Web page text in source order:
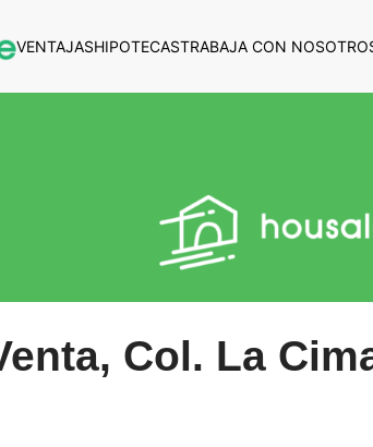
VENTAJASHIPOTECASTRABAJA CON
Col. La